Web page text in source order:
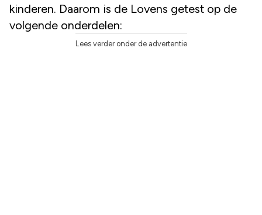
kinderen. Daarom is de Lovens getest op de
volgende onderdelen:
Lees verder onder de advertentie